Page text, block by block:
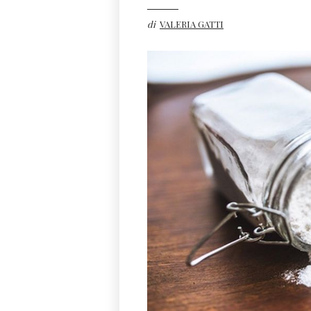
di VALERIA GATTI